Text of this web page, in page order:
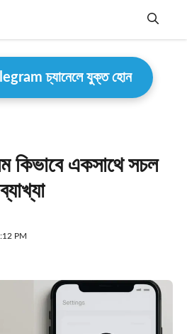
চ্যানেলে যুক্ত হোন
কিভাবে একসাথে সচল
PM